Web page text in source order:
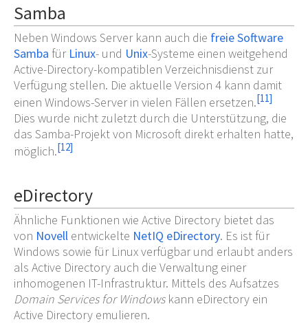
Samba
Neben Windows Server kann auch die freie Software
Samba für Linux- und Unix-Systeme einen weitgehend
Active-Directory-kompatiblen Verzeichnisdienst zur
Verfügung stellen. Die aktuelle Version 4 kann damit
einen Windows-Server in vielen Fällen ersetzen.[11]
Dies wurde nicht zuletzt durch die Unterstützung, die
das Samba-Projekt von Microsoft direkt erhalten hatte,
möglich.[12]
eDirectory
Ähnliche Funktionen wie Active Directory bietet das
von Novell entwickelte NetIQ eDirectory. Es ist für
Windows sowie für Linux verfügbar und erlaubt anders
als Active Directory auch die Verwaltung einer
inhomogenen IT-Infrastruktur. Mittels des Aufsatzes
Domain Services for Windowskann eDirectory ein
Active Directory emulieren.